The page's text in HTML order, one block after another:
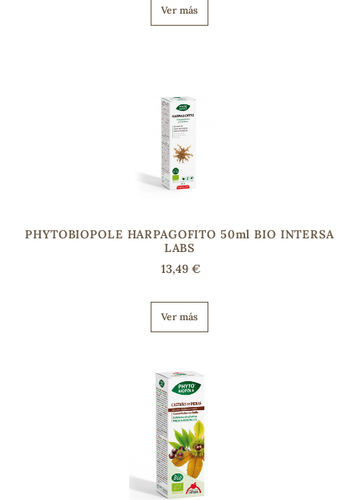
Ver más
PHYTOBIOPOLE HARPAGOFITO 50ml BIO INTERSA
LABS
13,49 €
Ver más